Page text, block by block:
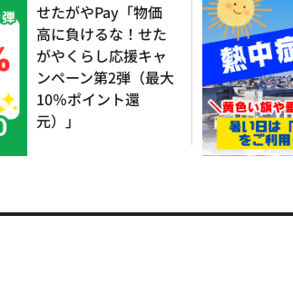
せたがやPay「物価
高に負けるな！せた
がやくらし応援キャ
ンペーン第2弾（最大
10％ポイント還
元）」